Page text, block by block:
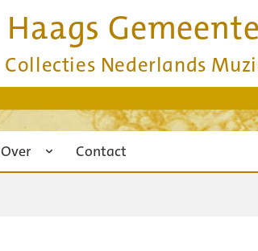
Haags
Collecties Nederlands
Over Contact